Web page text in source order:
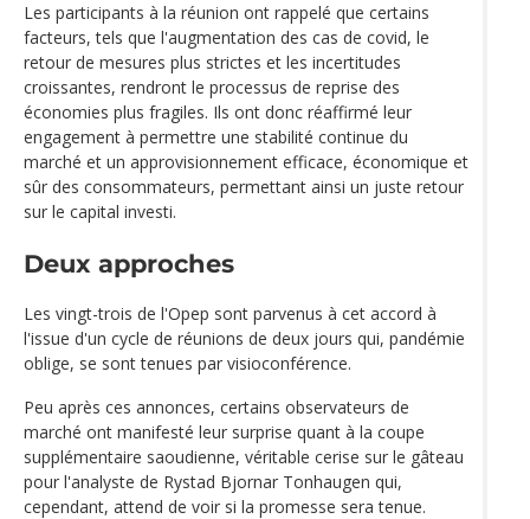
Les participants à la réunion ont rappelé que certains
facteurs, tels que l'augmentation des cas de covid, le
retour de mesures plus strictes et les incertitudes
croissantes, rendront le processus de reprise des
économies plus fragiles. Ils ont donc réaffirmé leur
engagement à permettre une stabilité continue du
marché et un approvisionnement efficace, économique et
sûr des consommateurs, permettant ainsi un juste retour
sur le capital investi.
Deux approches
Les vingt-trois de l'Opep sont parvenus à cet accord à
l'issue d'un cycle de réunions de deux jours qui, pandémie
oblige, se sont tenues par visioconférence.
Peu après ces annonces, certains observateurs de
marché ont manifesté leur surprise quant à la coupe
supplémentaire saoudienne, véritable cerise sur le gâteau
pour l'analyste de Rystad Bjornar Tonhaugen qui,
cependant, attend de voir si la promesse sera tenue.